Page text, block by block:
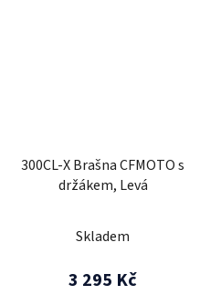
300CL-X Brašna CFMOTO s
držákem, Levá
Skladem
3 295 Kč